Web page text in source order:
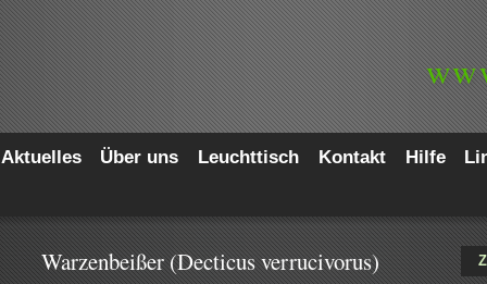
Aktuelles Über uns Leuchttisch Kontakt Hilfe
Warzenbeißer (Decticus verrucivorus)